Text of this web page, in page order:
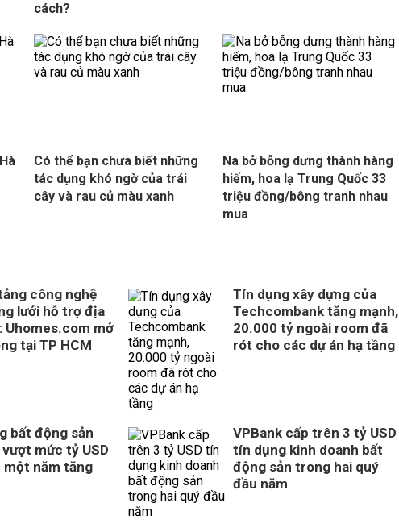
cách?
Có thể bạn chưa biết những
tác dụng khó ngờ của trái
cây và rau củ màu xanh
Na bở bỗng dưng thành hàng
hiếm, hoa lạ Trung Quốc 33
triệu đồng/bông tranh nhau
mua
công nghệ
lưới hỗ trợ địa
Uhomes.com mở
tại TP HCM
Tín dụng xây dựng của
Techcombank tăng mạnh,
20.000 tỷ ngoài room đã
rót cho các dự án hạ tầng
bất động sản
vượt mức tỷ USD
một năm tăng
VPBank cấp trên 3 tỷ USD
tín dụng kinh doanh bất
động sản trong hai quý
đầu năm